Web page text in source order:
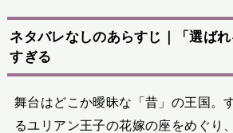
ネタバレなしのあらすじ｜「選ば
すぎる
舞台はどこか曖昧な「昔」の王国。
るユリアン王子の花嫁の座をめぐり